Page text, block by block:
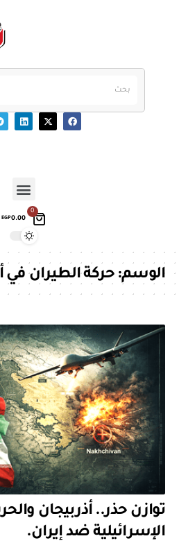
0
EGP0.00
الوسم:حركة الطيران في
توازن حذر.. أذربيجان
الإسرائيلية ضد إيران.